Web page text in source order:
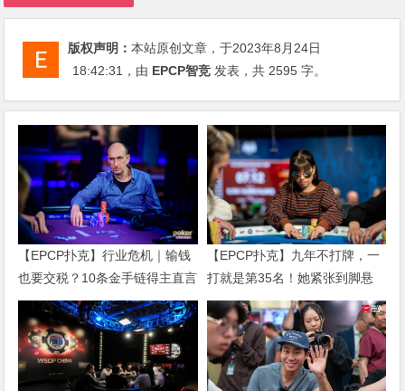
版权声明：本站原创文章，于2023年8月24日
18:42:31 ，由 EPCP智竞 发表，共 2595 字。
【EPCP扑克】行业危机｜输钱
也要交税？10条金手链得主直言
“扛不住”，主动砍掉四分之三比
赛
【EPCP扑克】九年不打牌，一
打就是第35名！她紧张到脚悬
空，但全世界以为她很淡定